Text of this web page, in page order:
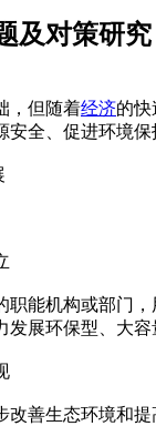
及对策研究
，但随着经济的快
全、促进环境
能机构或部门
展环保型、大
善生态环境和